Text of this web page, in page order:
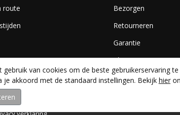
route
Bezorgen
Retourneren
Garantie
Algemene
gebruik van cookies om de beste gebruikerservaring
je akkoord met de standaard instellingen. Bekijk hier